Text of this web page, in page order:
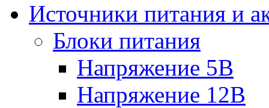
Источники питания и
Блоки питания
Напряжение 5В
Напряжение 12В